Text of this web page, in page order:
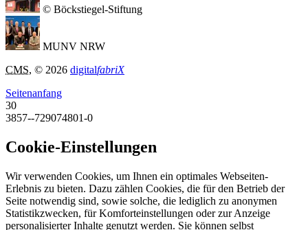
© Böckstiegel-Stiftung
MUNV NRW
CMS, © 2026 digitalfabriX
Seitenanfang
30
3857--729074801-0
Cookie-Einstellungen
Wir verwenden Cookies, um Ihnen ein optimales Webseiten-
Erlebnis zu bieten. Dazu zählen Cookies, die für den Betrieb der
Seite notwendig sind, sowie solche, die lediglich zu anonymen
Statistikzwecken, für Komforteinstellungen oder zur Anzeige
personalisierter Inhalte genutzt werden. Sie können selbst